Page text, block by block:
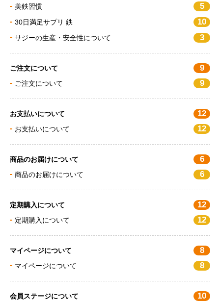
美鉄習慣 5
30日満足サプリ 鉄 10
サジーの生産・安全性について 3
ご注文について 9
ご注文について 9
お支払いについて 12
お支払いについて 12
商品のお届けについて 6
商品のお届けについて 6
定期購入について 12
定期購入について 12
マイページについて 8
マイページについて 8
会員ステージについて 10